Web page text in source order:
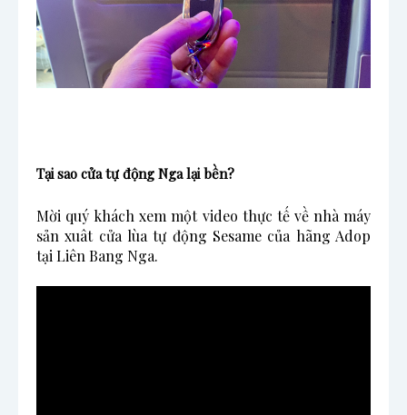
Tại sao cửa tự động Nga lại bền?
Mời quý khách xem một video thực tế về nhà máy
sản xuât cửa lùa tự động Sesame của hãng Adop
tại Liên Bang Nga.